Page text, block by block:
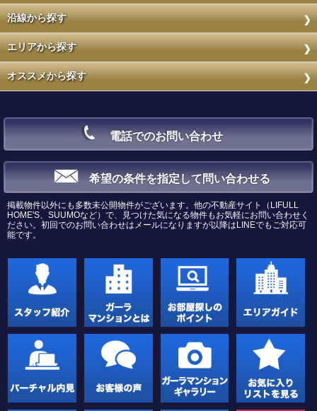
沿線から探す
エリアから探す
オススメから探す
電話でのお問い合わせ
希望の条件を指定して問い合わせる
掲載物件以外にも多数未公開物件がございます。他の不動産サイト（LIFULL
HOME'S、SUUMOなど）で、見つけた気になる物件もお気軽にお問い合わせく
ださい。初回でのお問い合わせはメールになりますが以降はLINEでもご対応可
能です。